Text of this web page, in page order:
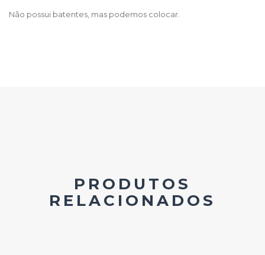
Não possui batentes, mas podemos colocar.
PRODUTOS
RELACIONADOS